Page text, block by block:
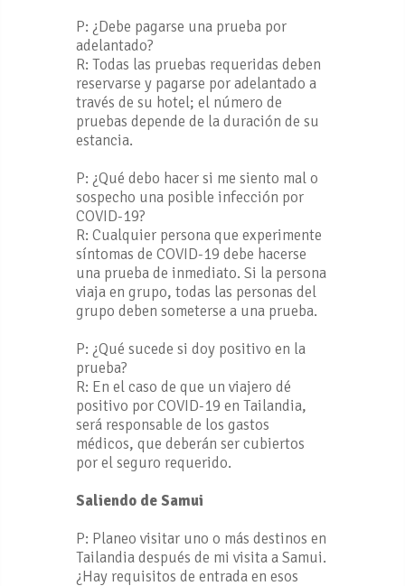
P: ¿Debe pagarse una prueba por
adelantado?
R: Todas las pruebas requeridas deben
reservarse y pagarse por adelantado a
través de su hotel; el número de
pruebas depende de la duración de su
estancia.
P: ¿Qué debo hacer si me siento mal o
sospecho una posible infección por
COVID-19?
R: Cualquier persona que experimente
síntomas de COVID-19 debe hacerse
una prueba de inmediato. Si la persona
viaja en grupo, todas las personas del
grupo deben someterse a una prueba.
P: ¿Qué sucede si doy positivo en la
prueba?
R: En el caso de que un viajero dé
positivo por COVID-19 en Tailandia,
será responsable de los gastos
médicos, que deberán ser cubiertos
por el seguro requerido.
Saliendo de Samui
P: Planeo visitar uno o más destinos en
Tailandia después de mi visita a Samui.
¿Hay requisitos de entrada en esos